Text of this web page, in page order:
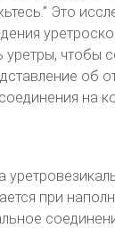
Это
чтобы
об
на
при